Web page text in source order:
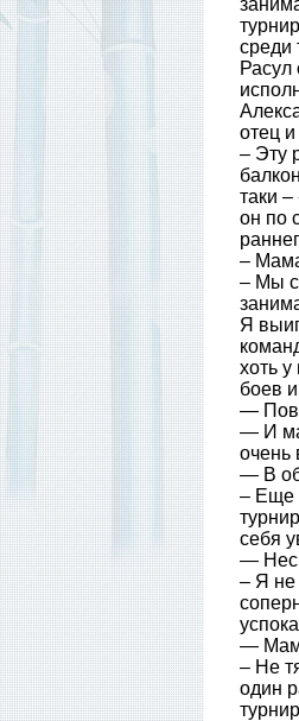
среди
Расул
отец
– Эту
таки
он по
–
– Мы с
Я
хоть
боев
—
— И
очень
— В
– Еще
себя
—
– Я не
—
– Не
один